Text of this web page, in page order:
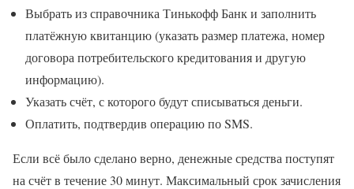
Выбрать из справочника Тинькофф Банк и заполнить
платёжную квитанцию (указать размер платежа, номер
договора потребительского кредитования и другую
информацию).
Указать счёт, с которого будут списываться деньги.
Оплатить, подтвердив операцию по SMS.
Если всё было сделано верно, денежные средства поступят
на счёт в течение 30 минут. Максимальный срок зачисления